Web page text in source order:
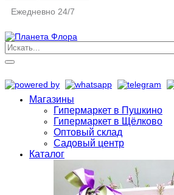
Ежедневно 24/7
Магазины
Гипермаркет в Пушкино
Гипермаркет в Щёлково
Оптовый склад
Садовый центр
Каталог